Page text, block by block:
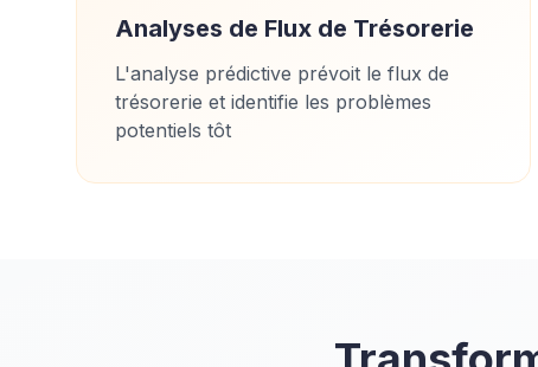
Analyses de Flux de Trésorerie
L'analyse prédictive prévoit le flux de
trésorerie et identifie les problèmes
potentiels tôt